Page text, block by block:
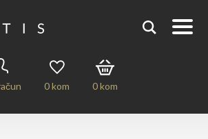
0kom 0kom